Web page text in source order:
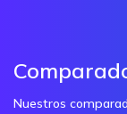
Nuestros